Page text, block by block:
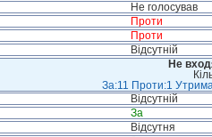
Не голосував
Проти
Проти
Відсутній
Не
За:11 Проти:1
Відсутній
За
Відсутня